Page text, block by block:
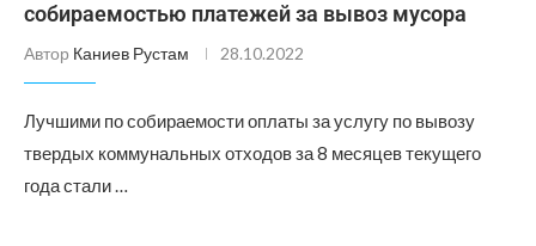
собираемостью платежей за вывоз мусора
Автор Каниев Рустам 28.10.2022
Лучшими по собираемости оплаты за услугу по вывозу
твердых коммунальных отходов за 8 месяцев текущего
года стали …